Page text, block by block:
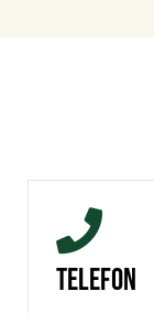
Telefon